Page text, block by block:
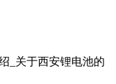
_关于西安锂电池的